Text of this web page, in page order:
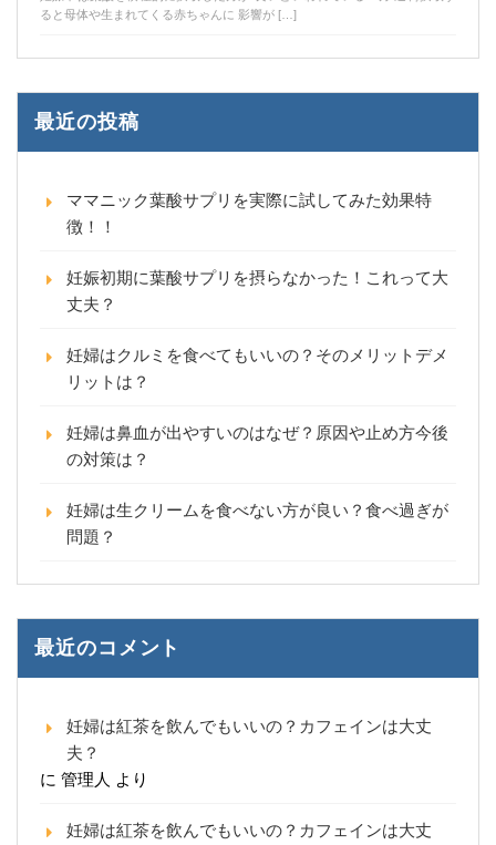
ると母体や生まれてくる赤ちゃんに 影響が […]
最近の投稿
ママニック葉酸サプリを実際に試してみた効果特
徴！！
妊娠初期に葉酸サプリを摂らなかった！これって大
丈夫？
妊婦はクルミを食べてもいいの？そのメリットデメ
リットは？
妊婦は鼻血が出やすいのはなぜ？原因や止め方今後
の対策は？
妊婦は生クリームを食べない方が良い？食べ過ぎが
問題？
最近のコメント
妊婦は紅茶を飲んでもいいの？カフェインは大丈
夫？
に 管理人 より
妊婦は紅茶を飲んでもいいの？カフェインは大丈